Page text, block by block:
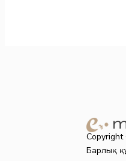
Барлық